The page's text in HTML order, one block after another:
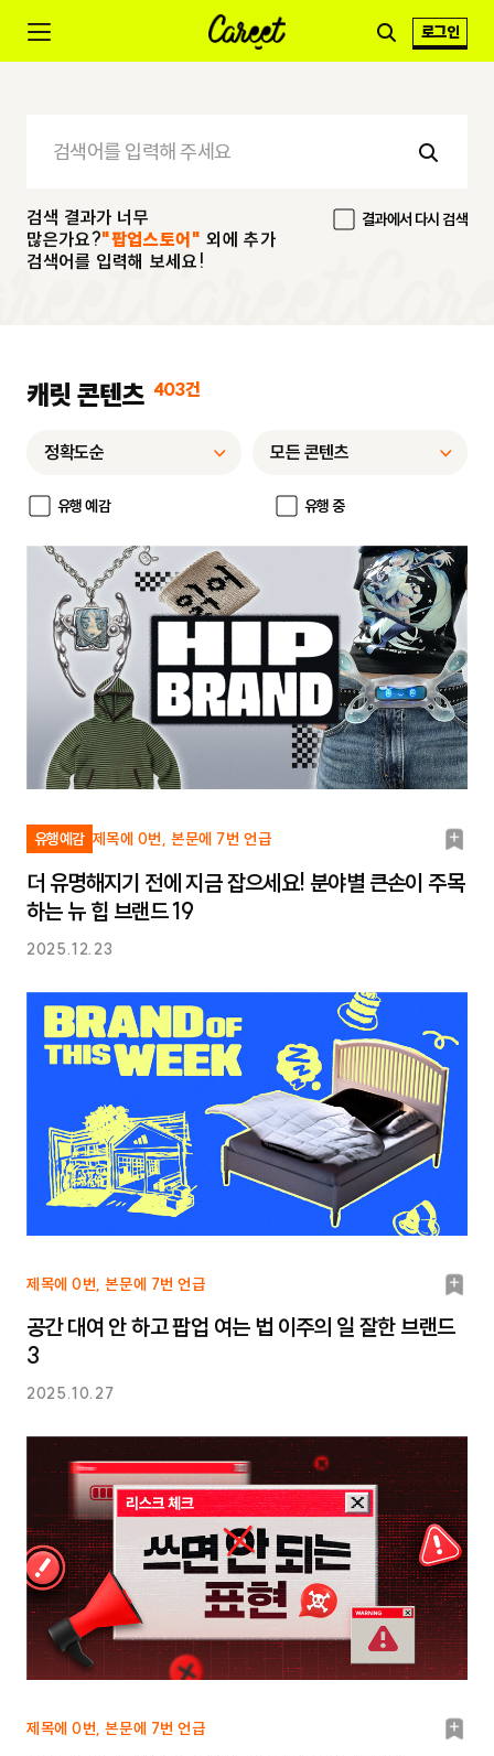
로그인
검색 결과가 너무
많은가요?"팝업스토어" 외에 추가
검색어를 입력해 보세요!
결과에서 다시 검색
캐릿 콘텐츠 403건
유행 예감 유행 중
유행예감 제목에 0번, 본문에 7번 언급
북
마
더 유명해지기 전에 지금 잡으세요! 분야별 큰손이 주목
하는 뉴 힙 브랜드 19
2025.12.23
제목에 0번, 본문에 7번 언급
북
마
공간 대여 안 하고 팝업 여는 법 이주의 일 잘한 브랜드
3
2025.10.27
제목에 0번, 본문에 7번 언급
북